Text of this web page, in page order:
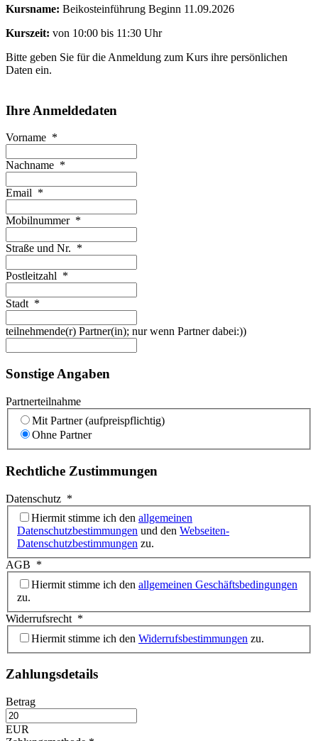
Kursname: Beikosteinführung Beginn 11.09.2026
Kurszeit: von 10:00 bis 11:30 Uhr
Bitte geben Sie für die Anmeldung zum Kurs ihre persönlichen
Daten ein.
Ihre Anmeldedaten
Vorname *
Nachname *
Email *
Mobilnummer *
Straße und Nr. *
Postleitzahl *
Stadt *
teilnehmende(r) Partner(in); nur wenn Partner dabei:))
Sonstige Angaben
Partnerteilnahme
Mit Partner (aufpreispflichtig)
Ohne Partner
Rechtliche Zustimmungen
Datenschutz *
Hiermit stimme ich den allgemeinen
Datenschutzbestimmungen und den Webseiten-
Datenschutzbestimmungen zu.
AGB *
Hiermit stimme ich den allgemeinen Geschäftsbedingungen
zu.
Widerrufsrecht *
Hiermit stimme ich den Widerrufsbestimmungen zu.
Zahlungsdetails
Betrag
EUR